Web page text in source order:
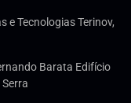
e Tecnologias Terinov,
Barata Edifício